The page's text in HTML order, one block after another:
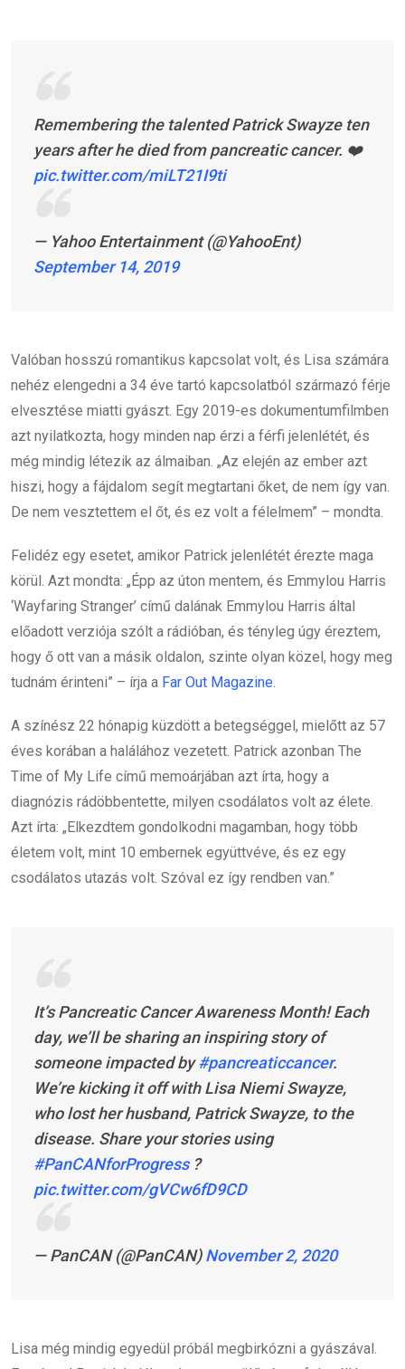
Remembering the talented Patrick Swayze ten
years after he died from pancreatic cancer. ❤️
pic.twitter.com/miLT21I9ti
— Yahoo Entertainment (@YahooEnt)
September 14, 2019
Valóban hosszú romantikus kapcsolat volt, és Lisa számára
nehéz elengedni a 34 éve tartó kapcsolatból származó férje
elvesztése miatti gyászt. Egy 2019-es dokumentumfilmben
azt nyilatkozta, hogy minden nap érzi a férfi jelenlétét, és
még mindig létezik az álmaiban. „Az elején az ember azt
hiszi, hogy a fájdalom segít megtartani őket, de nem így van.
De nem vesztettem el őt, és ez volt a félelmem” – mondta.
Felidéz egy esetet, amikor Patrick jelenlétét érezte maga
körül. Azt mondta: „Épp az úton mentem, és Emmylou Harris
‘Wayfaring Stranger’ című dalának Emmylou Harris által
előadott verziója szólt a rádióban, és tényleg úgy éreztem,
hogy ő ott van a másik oldalon, szinte olyan közel, hogy meg
tudnám érinteni” – írja a Far Out Magazine
A színész 22 hónapig küzdött a betegséggel, mielőtt az 57
éves korában a halálához vezetett. Patrick azonban The
Time of My Life című memoárjában azt írta, hogy a
diagnózis rádöbbentette, milyen csodálatos volt az élete.
Azt írta: „Elkezdtem gondolkodni magamban, hogy több
életem volt, mint 10 embernek együttvéve, és ez egy
csodálatos utazás volt. Szóval ez így rendben van.”
It’s Pancreatic Cancer Awareness Month! Each
day, we’ll be sharing an inspiring story of
someone impacted by#pancreaticcancer.
We’re kicking it off with Lisa Niemi Swayze,
who lost her husband, Patrick Swayze, to the
disease. Share your stories using
#PanCANforProgress?
pic.twitter.com/gVCw6fD9CD
— PanCAN (@PanCAN)November 2, 2020
Lisa még mindig egyedül próbál megbirkózni a gyászával.